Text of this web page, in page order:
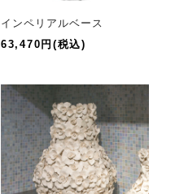
インペリアルベース
63,470円(税込)